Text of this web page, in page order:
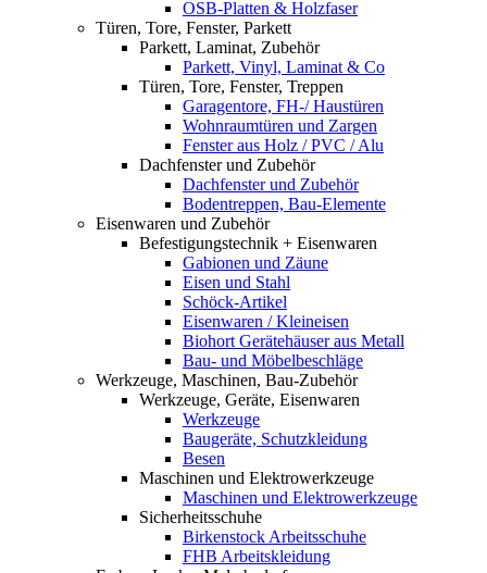
OSB-Platten & Holzfaser
Türen, Tore, Fenster, Parkett
Parkett, Laminat, Zubehör
Parkett, Vinyl, Laminat & Co
Türen, Tore, Fenster, Treppen
Garagentore, FH-/ Haustüren
Wohnraumtüren und Zargen
Fenster aus Holz / PVC / Alu
Dachfenster und Zubehör
Dachfenster und Zubehör
Bodentreppen, Bau-Elemente
Eisenwaren und Zubehör
Befestigungstechnik + Eisenwaren
Gabionen und Zäune
Eisen und Stahl
Schöck-Artikel
Eisenwaren / Kleineisen
Biohort Gerätehäuser aus Metall
Bau- und Möbelbeschläge
Werkzeuge, Maschinen, Bau-Zubehör
Werkzeuge, Geräte, Eisenwaren
Werkzeuge
Baugeräte, Schutzkleidung
Besen
Maschinen und Elektrowerkzeuge
Maschinen und Elektrowerkzeuge
Sicherheitsschuhe
Birkenstock Arbeitsschuhe
FHB Arbeitskleidung